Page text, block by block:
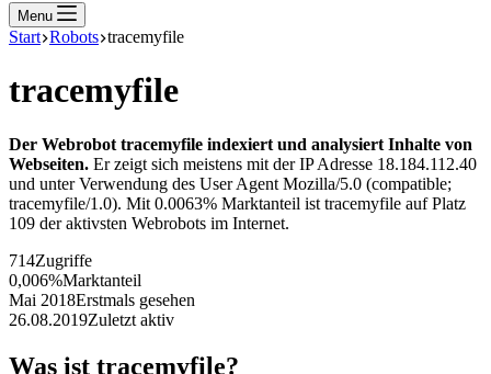
Menu
Start Robots tracemyfile
tracemyfile
Der Webrobot tracemyfile indexiert und analysiert Inhalte von
Webseiten. Er zeigt sich meistens mit der IP Adresse 18.184.112.40
und unter Verwendung des User Agent Mozilla/5.0 (compatible;
tracemyfile/1.0). Mit 0.0063% Marktanteil ist tracemyfile auf Platz
109 der aktivsten Webrobots im Internet.
714Zugriffe
0,006%Marktanteil
Mai 2018Erstmals gesehen
26.08.2019Zuletzt aktiv
Was ist tracemyfile?